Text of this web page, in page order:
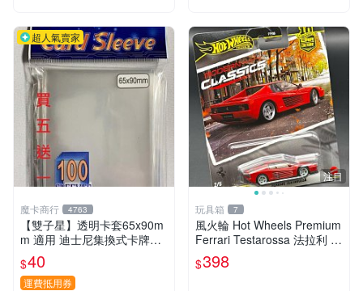
超人氣賣家
魔卡商行 4763
【雙子星】透明卡套65x90m
m 適用 迪士尼集換式卡牌遊
戲 Disney Lorcana Reign of
Jafar
$40
運費抵用券
注目
玩具箱 7
風火輪 Hot Wheels Premium
Ferrari Testarossa 法拉利 M
odern Classics 2號
$398